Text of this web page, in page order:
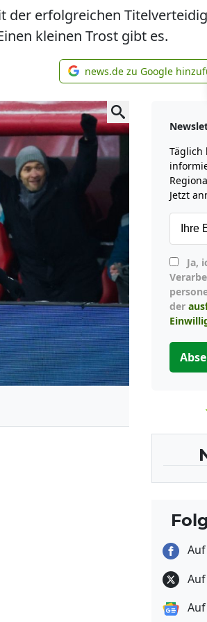
der erfolgreichen
kleinen Trost gibt es.
news.de
news.de zu Google
Täglich
Jetzt
der